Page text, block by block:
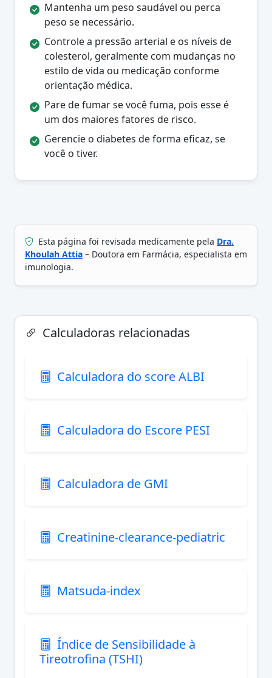
Mantenha um peso saudável ou perca
peso se necessário.
Controle a pressão arterial e os níveis de
colesterol, geralmente com mudanças no
estilo de vida ou medicação conforme
orientação médica.
Pare de fumar se você fuma, pois esse é
um dos maiores fatores de risco.
Gerencie o diabetes de forma eficaz, se
você o tiver.
Esta página foi revisada medicamente pela Dra.
Khoulah Attia – Doutora em Farmácia, especialista em
imunologia.
Calculadoras relacionadas
Calculadora do score ALBI
Calculadora do Escore PESI
Calculadora de GMI
Creatinine-clearance-pediatric
Matsuda-index
Índice de Sensibilidade à
Tireotrofina (TSHI)